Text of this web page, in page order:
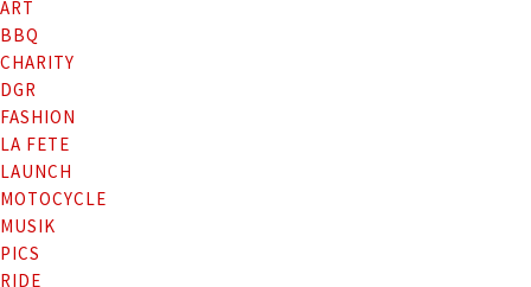
ART
BBQ
CHARITY
DGR
FASHION
LA FETE
LAUNCH
MOTOCYCLE
MUSIK
PICS
RIDE